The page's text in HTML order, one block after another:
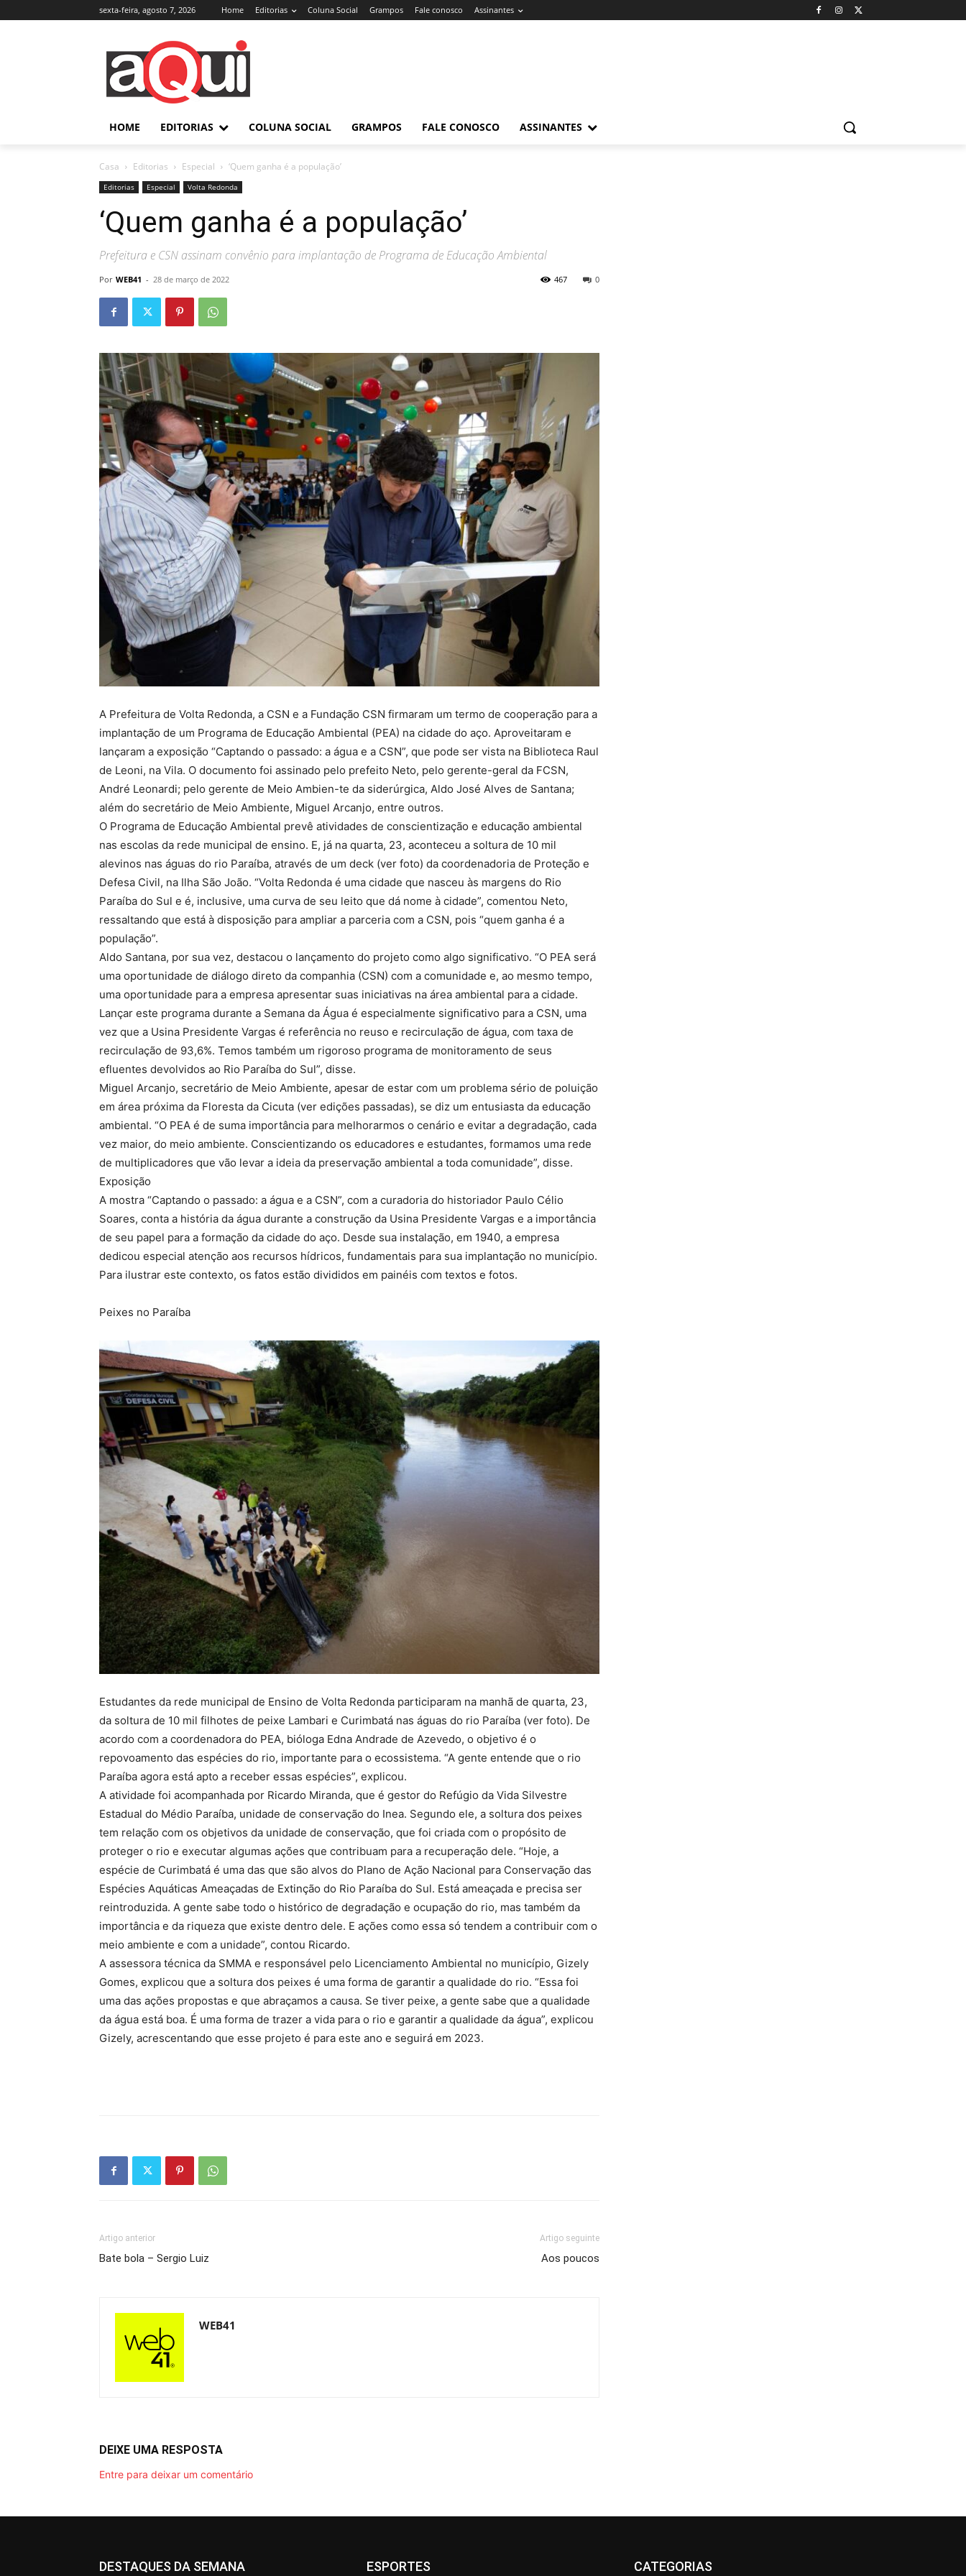
sexta-feira, agosto 7, 2026 Home Editorias Coluna Social Grampos Fale conosco Assinantes
HOME EDITORIAS COLUNA SOCIAL GRAMPOS FALE CONOSCO ASSINANTES
Casa Editorias Especial ‘Quem ganha é a população’
Editorias Especial Volta Redonda
‘Quem ganha é a população’
Prefeitura e CSN assinam convênio para implantação de Programa de Educação Ambiental
Por WEB41 - 28 de março de 2022 0
467
A Prefeitura de Volta Redonda, a CSN e a Fundação CSN firmaram um termo de cooperação para a
implantação de um Programa de Educação Ambiental (PEA) na cidade do aço. Aproveitaram e
lançaram a exposição “Captando o passado: a água e a CSN”, que pode ser vista na Biblioteca Raul
de Leoni, na Vila. O documento foi assinado pelo prefeito Neto, pelo gerente-geral da FCSN,
André Leonardi; pelo gerente de Meio Ambien-te da siderúrgica, Aldo José Alves de Santana;
além do secretário de Meio Ambiente, Miguel Arcanjo, entre outros.
O Programa de Educação Ambiental prevê atividades de conscientização e educação ambiental
nas escolas da rede municipal de ensino. E, já na quarta, 23, aconteceu a soltura de 10 mil
alevinos nas águas do rio Paraíba, através de um deck (ver foto) da coordenadoria de Proteção e
Defesa Civil, na Ilha São João. “Volta Redonda é uma cidade que nasceu às margens do Rio
Paraíba do Sul e é, inclusive, uma curva de seu leito que dá nome à cidade”, comentou Neto,
ressaltando que está à disposição para ampliar a parceria com a CSN, pois “quem ganha é a
população”.
Aldo Santana, por sua vez, destacou o lançamento do projeto como algo significativo. “O PEA será
uma oportunidade de diálogo direto da companhia (CSN) com a comunidade e, ao mesmo tempo,
uma oportunidade para a empresa apresentar suas iniciativas na área ambiental para a cidade.
Lançar este programa durante a Semana da Água é especialmente significativo para a CSN, uma
vez que a Usina Presidente Vargas é referência no reuso e recirculação de água, com taxa de
recirculação de 93,6%. Temos também um rigoroso programa de monitoramento de seus
efluentes devolvidos ao Rio Paraíba do Sul”, disse.
Miguel Arcanjo, secretário de Meio Ambiente, apesar de estar com um problema sério de poluição
em área próxima da Floresta da Cicuta (ver edições passadas), se diz um entusiasta da educação
ambiental. “O PEA é de suma importância para melhorarmos o cenário e evitar a degradação, cada
vez maior, do meio ambiente. Conscientizando os educadores e estudantes, formamos uma rede
de multiplicadores que vão levar a ideia da preservação ambiental a toda comunidade”, disse.
Exposição
A mostra “Captando o passado: a água e a CSN”, com a curadoria do historiador Paulo Célio
Soares, conta a história da água durante a construção da Usina Presidente Vargas e a importância
de seu papel para a formação da cidade do aço. Desde sua instalação, em 1940, a empresa
dedicou especial atenção aos recursos hídricos, fundamentais para sua implantação no município.
Para ilustrar este contexto, os fatos estão divididos em painéis com textos e fotos.
Peixes no Paraíba
Estudantes da rede municipal de Ensino de Volta Redonda participaram na manhã de quarta, 23,
da soltura de 10 mil filhotes de peixe Lambari e Curimbatá nas águas do rio Paraíba (ver foto). De
acordo com a coordenadora do PEA, bióloga Edna Andrade de Azevedo, o objetivo é o
repovoamento das espécies do rio, importante para o ecossistema. “A gente entende que o rio
Paraíba agora está apto a receber essas espécies”, explicou.
A atividade foi acompanhada por Ricardo Miranda, que é gestor do Refúgio da Vida Silvestre
Estadual do Médio Paraíba, unidade de conservação do Inea. Segundo ele, a soltura dos peixes
tem relação com os objetivos da unidade de conservação, que foi criada com o propósito de
proteger o rio e executar algumas ações que contribuam para a recuperação dele. “Hoje, a
espécie de Curimbatá é uma das que são alvos do Plano de Ação Nacional para Conservação das
Espécies Aquáticas Ameaçadas de Extinção do Rio Paraíba do Sul. Está ameaçada e precisa ser
reintroduzida. A gente sabe todo o histórico de degradação e ocupação do rio, mas também da
importância e da riqueza que existe dentro dele. E ações como essa só tendem a contribuir com o
meio ambiente e com a unidade”, contou Ricardo.
A assessora técnica da SMMA e responsável pelo Licenciamento Ambiental no município, Gizely
Gomes, explicou que a soltura dos peixes é uma forma de garantir a qualidade do rio. “Essa foi
uma das ações propostas e que abraçamos a causa. Se tiver peixe, a gente sabe que a qualidade
da água está boa. É uma forma de trazer a vida para o rio e garantir a qualidade da água”, explicou
Gizely, acrescentando que esse projeto é para este ano e seguirá em 2023.
Artigo anterior
Bate bola – Sergio Luiz
Artigo seguinte
Aos poucos
WEB41
DEIXE UMA RESPOSTA
Entre para deixar um comentário
DESTAQUES DA SEMANA ESPORTES CATEGORIAS